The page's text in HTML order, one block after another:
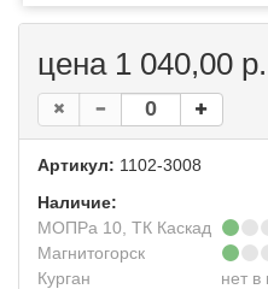
цена 1 040,00 р.
Артикул: 1102-3008
Наличие:
МОПРа 10, ТК Каскад
Магнитогорск
Курган
нет в